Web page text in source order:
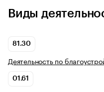
Виды
81.30
Деятельность по
01.61